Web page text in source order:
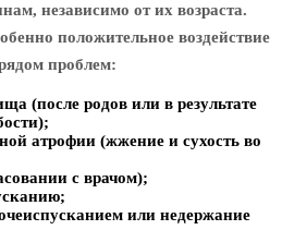
независимо от их возраста.
положительное воздействие
проблем:
(после родов или в результате
атрофии (жжение и сухость во
с врачом);
или недержание